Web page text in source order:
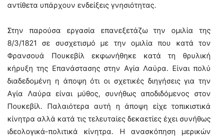
αντίθετα υπάρχουν ενδείξεις γνησιότητας.
Στην παρούσα εργασία επανεξετάζω την ομιλία της
8/3/1821 σε συσχετισμό με την ομιλία που κατά τον
Φρανσουά Πουκεβίλ εκφωνήθηκε κατά τη θρυλική
κήρυξη της Επανάστασης στην Αγία Λαύρα. Είναι πολύ
διαδεδομένη η άποψη ότι οι σχετικές διηγήσεις για την
Αγία Λαύρα είναι μύθος, συνήθως αποδιδόμενος στον
Πουκεβίλ. Παλαιότερα αυτή η άποψη είχε τοπικιστικά
κίνητρα αλλά κατά τις τελευταίες δεκαετίες έχει συνήθως
ιδεολογικά-πολιτικά κίνητρα. Η ανασκόπηση μερικών